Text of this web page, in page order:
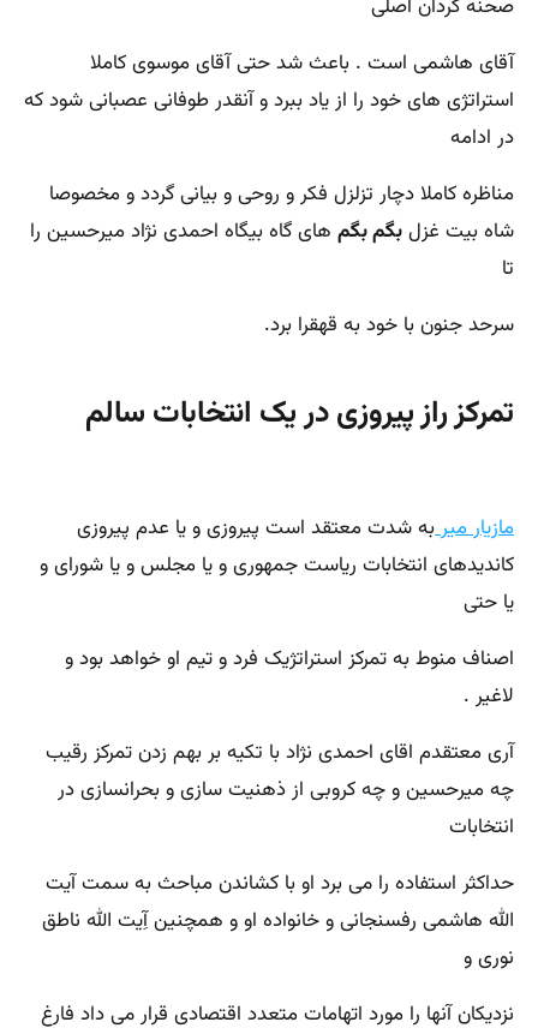
صحنه گردان اصلی
آقای هاشمی است . باعث شد حتی آقای موسوی کاملا
استراتژی های خود را از یاد ببرد و آنقدر طوفانی عصبانی شود که
در ادامه
مناظره کاملا دچار تزلزل فکر و روحی و بیانی گردد و مخصوصا
شاه بیت غزلبگم بگم های گاه بیگاه احمدی نژاد میرحسین را
تا
سرحد جنون با خود به قهقرا برد.
تمرکز راز پیروزی در یک انتخابات سالم
مازیار میربه شدت معتقد است پیروزی و یا عدم پیروزی
کاندیدهای انتخابات ریاست جمهوری و یا مجلس و یا شورای و
یا حتی
اصناف منوط به تمرکز استراتژیک فرد و تیم او خواهد بود و
لاغیر .
آری معتقدم اقای احمدی نژاد با تکیه بر بهم زدن تمرکز رقیب
چه میرحسین و چه کروبی از ذهنیت سازی و بحرانسازی در
انتخابات
حداکثر استفاده را می برد او با کشاندن مباحث به سمت آیت
الله هاشمی رفسنجانی و خانواده او و همچنین آِیت الله ناطق
نوری و
نزدیکان آنها را مورد اتهامات متعدد اقتصادی قرار می داد فارغ